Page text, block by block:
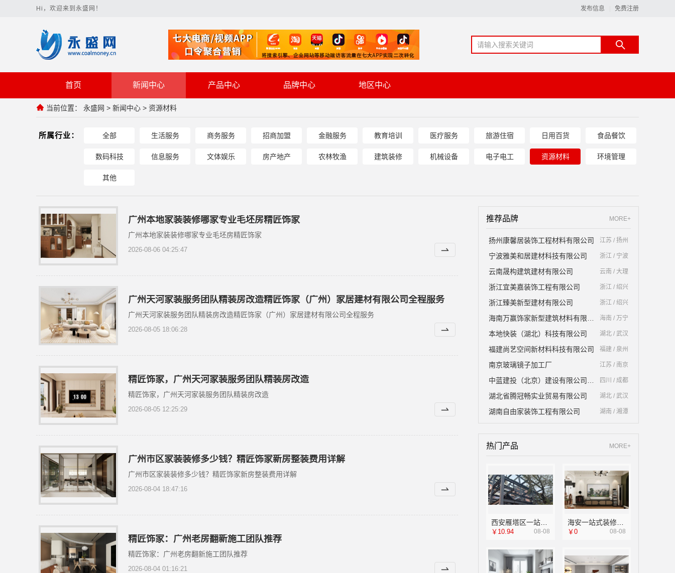
Hi，欢迎来到永盛网！ 发布信息 免费注册
首页 新闻中心 产品中心 品牌中心 地区中心
当前位置： 永盛网 > 新闻中心 > 资源材料
所属行业： 全部 生活服务 商务服务 招商加盟 金融服务 教育培训 医疗服务 旅游住宿 日用百货 食品餐饮
数码科技 信息服务 文体娱乐 房产地产 农林牧渔 建筑装修 机械设备 电子电工 资源材料 环境管理
其他
广州本地家装装修哪家专业毛坯房精匠饰家
广州本地家装装修哪家专业毛坯房精匠饰家
2026-08-06 04:25:47
广州天河家装服务团队精装房改造精匠饰家（广州）家居建材有限公司全程服务
广州天河家装服务团队精装房改造精匠饰家（广州）家居建材有限公司全程服务
2026-08-05 18:06:28
精匠饰家，广州天河家装服务团队精装房改造
精匠饰家，广州天河家装服务团队精装房改造
2026-08-05 12:25:29
广州市区家装装修多少钱？精匠饰家新房整装费用详解
广州市区家装装修多少钱？精匠饰家新房整装费用详解
2026-08-04 18:47:16
精匠饰家：广州老房翻新施工团队推荐
精匠饰家：广州老房翻新施工团队推荐
2026-08-04 01:16:21
推荐品牌 MORE+
扬州康馨居装饰工程材料有限公司 江苏 / 扬州
宁波雅美和居建材科技有限公司 浙江 / 宁波
云南晟构建筑建材有限公司 云南 / 大理
浙江宜美嘉装饰工程有限公司 浙江 / 绍兴
浙江臻美新型建材有限公司 浙江 / 绍兴
海南 / 万宁
本地快装（湖北）科技有限公司 湖北 / 武汉
福建尚艺空间新材料科技有限公司 福建 / 泉州
南京玻璃镜子加工厂 江苏 / 南京
四川 / 成都
湖北省腾冠畅实业贸易有限公司 湖北 / 武汉
湖南自由家装饰工程有限公司 湖南 / 湘潭
热门产品 MORE+
￥10.94 08-08
海安一站式装修公司价格，南通宏域全宅装饰建材有限公司预算参考
￥0 08-08